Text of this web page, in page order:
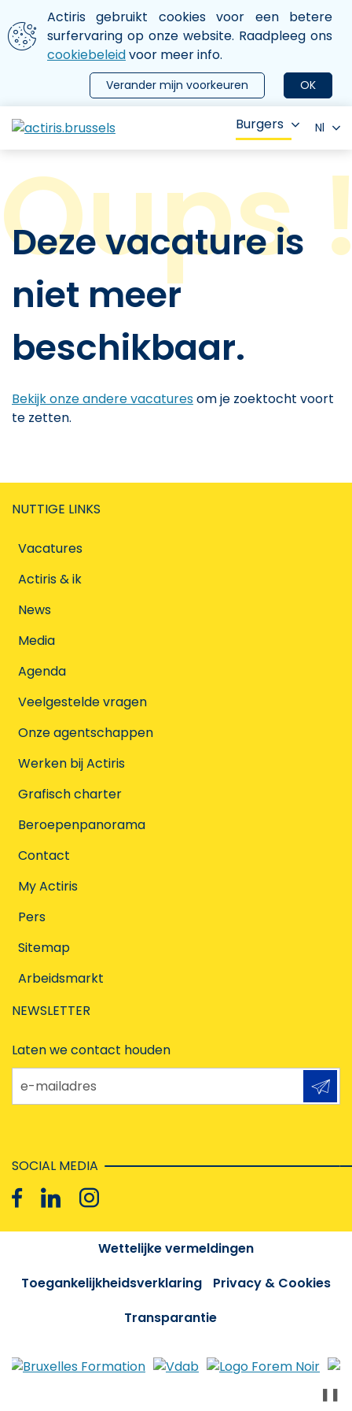
Aller au contenu principal
We gebruiken cookies
Actiris gebruikt cookies voor een betere
surfervaring op onze website. Raadpleeg ons
cookiebeleidvoor meer info.
OK
Verander mijn voorkeuren
le menu
Burgers Nl
Deze vacature is
niet meer
beschikbaar.
Bekijk onze andere vacaturesom je zoektocht voort
te zetten.
NUTTIGE LINKS
Vacatures
Actiris & ik
News
Media
Agenda
Veelgestelde vragen
Onze agentschappen
Werken bij Actiris
Grafisch charter
Beroepenpanorama
Contact
My Actiris
Pers
Sitemap
Arbeidsmarkt
NEWSLETTER
Laten we contact houden
e-mailadres
SOCIAL MEDIA
Wettelijke vermeldingen
Toegankelijkheidsverklaring
Privacy & Cookies
Transparantie
❚❚